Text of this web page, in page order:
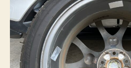
っ
て
み
た
へ
の